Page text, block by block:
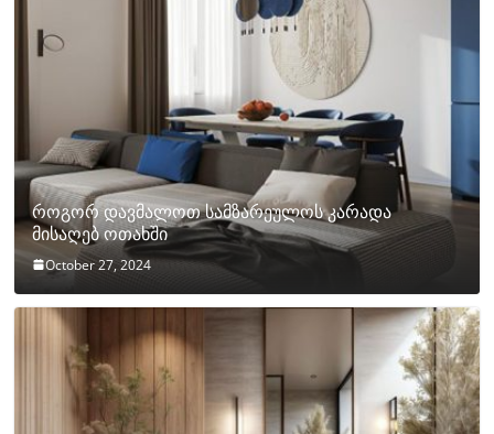
როგორ დავმალოთ სამზარეულოს კარადა
მისაღებ ოთახში
October 27, 2024